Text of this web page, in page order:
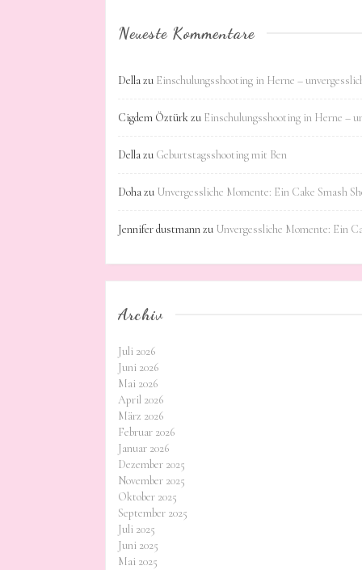
Neueste Kommentare
Dellazu Einschulungsshooting in Herne –
Cigdem Öztürkzu Einschulungsshooting in Herne –
Dellazu Geburtstagsshooting mit Ben
Dohazu Unvergessliche Momente: Ein Cake Smash
Jennifer dustmannzu Unvergessliche Momente: Ein
Archiv
Juli 2026
Juni 2026
Mai 2026
April 2026
März 2026
Februar 2026
Januar 2026
Dezember 2025
November 2025
Oktober 2025
September 2025
Juli 2025
Juni 2025
Mai 2025